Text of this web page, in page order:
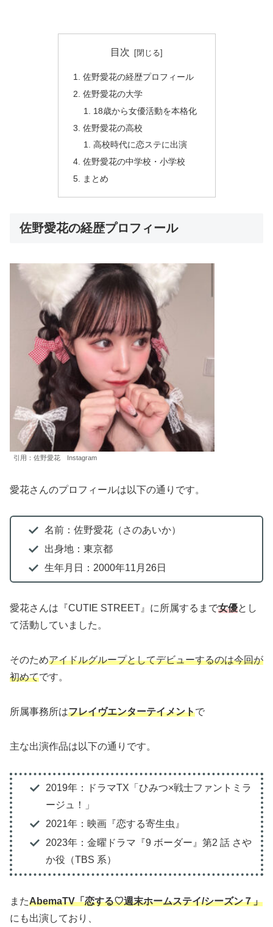
目次
佐野愛花の経歴プロフィール
佐野愛花の大学
18歳から女優活動を本格化
佐野愛花の高校
高校時代に恋ステに出演
佐野愛花の中学校・小学校
まとめ
佐野愛花の経歴プロフィール
引用：佐野愛花 Instagram
愛花さんのプロフィールは以下の通りです。
名前：佐野愛花（さのあいか）
出身地：東京都
生年月日：2000年11月26日
愛花さんは『CUTIE STREET』に所属するまで女優とし
て活動していました。
そのためアイドルグループとしてデビューするのは今回が
初めてです。
所属事務所はフレイヴエンターテイメントで
主な出演作品は以下の通りです。
2019年：ドラマTX「ひみつ×戦士ファントミラ
ージュ！」
2021年：映画『恋する寄生虫』
2023年：金曜ドラマ『9 ボーダー』第2 話 さや
か役（TBS 系）
またAbemaTV「恋する♡週末ホームステイ/シーズン７」
にも出演しており、